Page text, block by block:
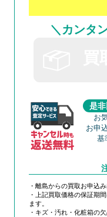
＼カンタ
是
お
お申
基
・離島からの買取お申込
・上記買取価格の保証期
ます。
・キズ・汚れ・化粧箱の